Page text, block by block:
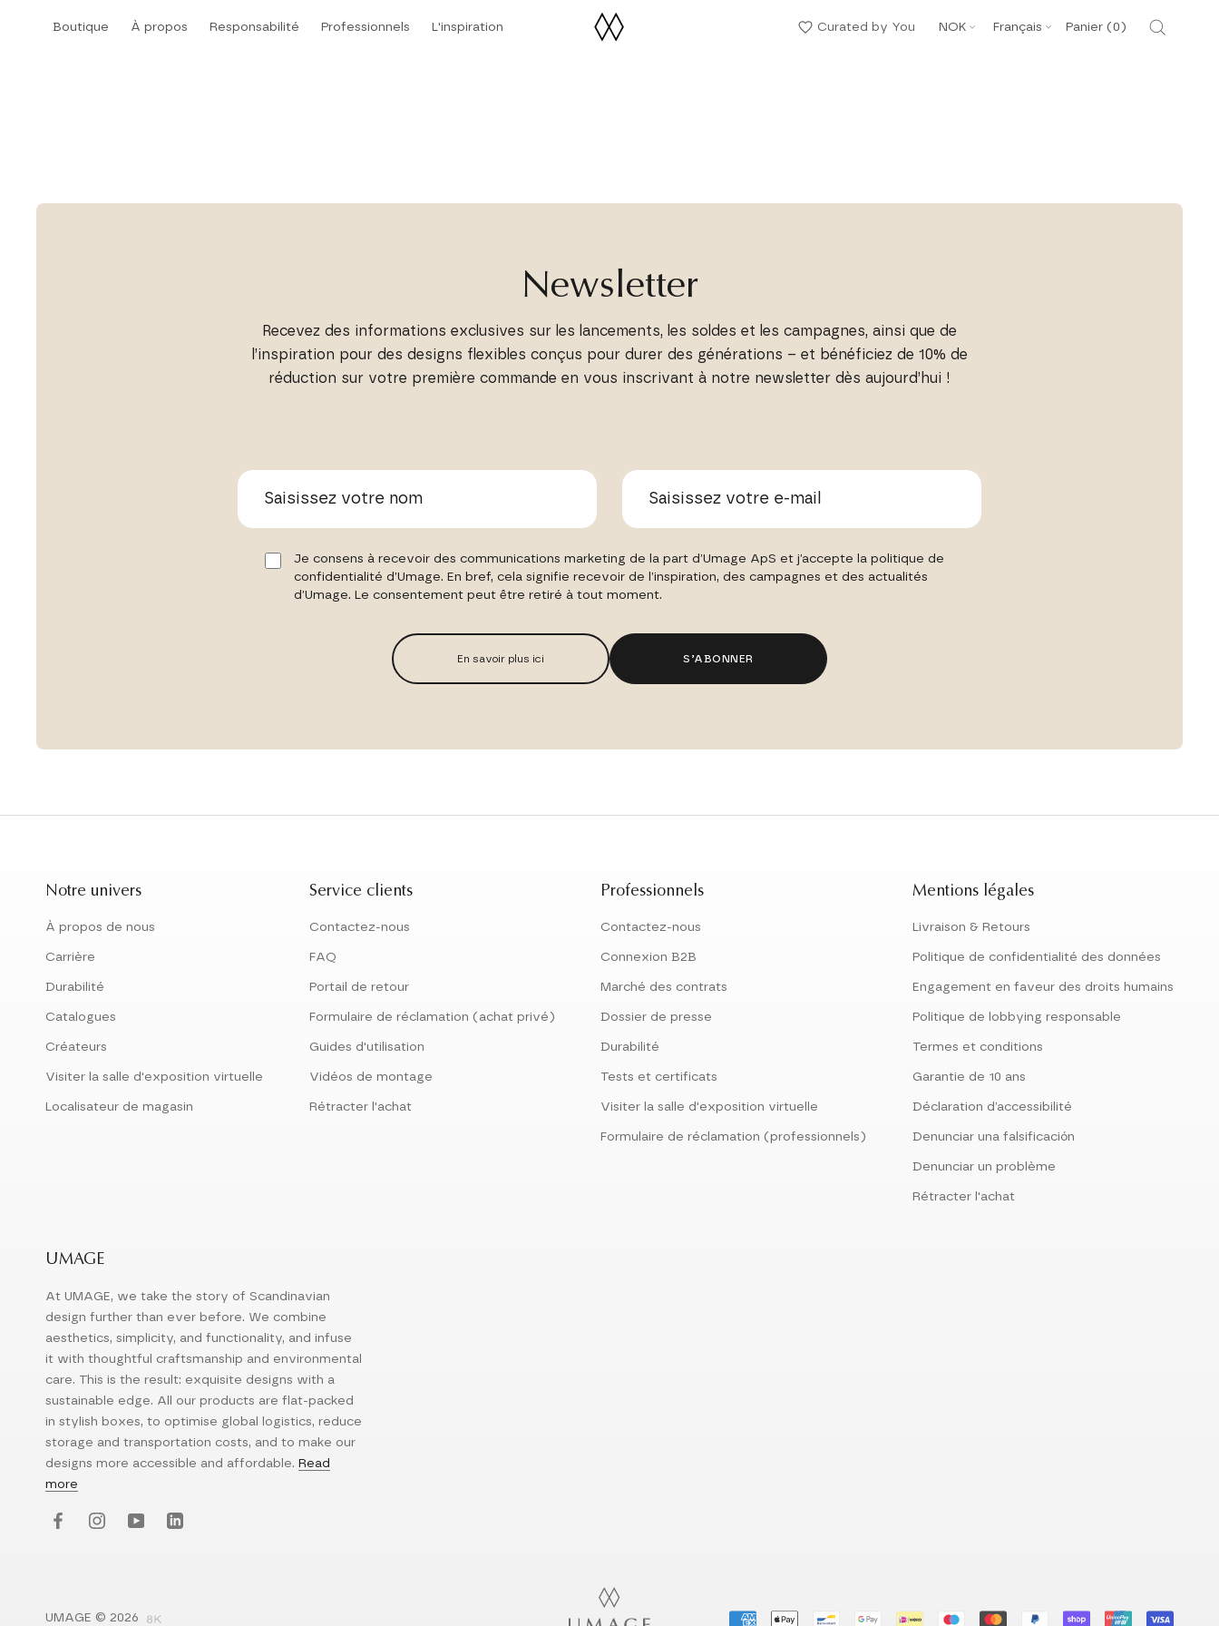
Boutique
À propos
Responsabilité
Professionnels
L'inspiration
Curated by You
Devise
NOK
Langue
Français Panier (0 )
Newsletter
Recevez des informations exclusives sur les lancements, les soldes et les campagnes, ainsi que de
l’inspiration pour des designs flexibles conçus pour durer des générations – et bénéficiez de 10% de
réduction sur votre première commande en vous inscrivant à notre newsletter dès aujourd’hui !
Je consens à recevoir des communications marketing de la part d’Umage ApS et j’accepte la politique de
confidentialité d’Umage. En bref, cela signifie recevoir de l’inspiration, des campagnes et des actualités
d’Umage. Le consentement peut être retiré à tout moment.
En savoir plus ici S’ABONNER
Notre univers
À propos de nous
Carrière
Durabilité
Catalogues
Créateurs
Visiter la salle d'exposition virtuelle
Localisateur de magasin
Service clients
Contactez-nous
FAQ
Portail de retour
Formulaire de réclamation (achat privé)
Guides d'utilisation
Vidéos de montage
Rétracter l'achat
Professionnels
Contactez-nous
Connexion B2B
Marché des contrats
Dossier de presse
Durabilité
Tests et certificats
Visiter la salle d'exposition virtuelle
Formulaire de réclamation (professionnels)
Mentions légales
Livraison & Retours
Politique de confidentialité des données
Engagement en faveur des droits humains
Politique de lobbying responsable
Termes et conditions
Garantie de 10 ans
Déclaration d’accessibilité
Denunciar una falsificación
Denunciar un problème
Rétracter l'achat
UMAGE
At UMAGE, we take the story of Scandinavian
design further than ever before. We combine
aesthetics, simplicity, and functionality, and infuse
it with thoughtful craftsmanship and environmental
care. This is the result: exquisite designs with a
sustainable edge. All our products are flat-packed
in stylish boxes, to optimise global logistics, reduce
storage and transportation costs, and to make our
designs more accessible and affordable. Read
more
UMAGE © 2026